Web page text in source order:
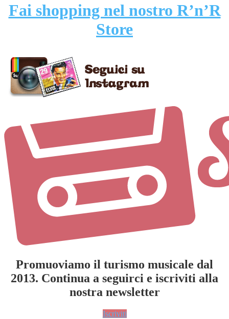
Fai shopping nel nostro R’n’R
Store
Promuoviamo il turismo musicale dal
2013. Continua a seguirci e iscriviti alla
nostra newsletter
Iscriviti